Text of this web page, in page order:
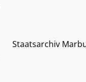
Staatsarchiv